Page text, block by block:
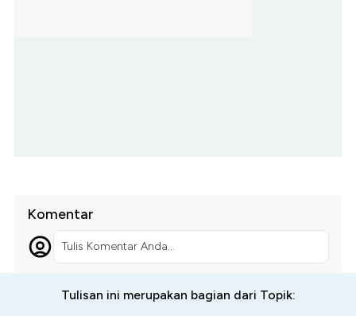
Komentar
Tulis Komentar Anda...
Tulisan ini merupakan bagian dari Topik: